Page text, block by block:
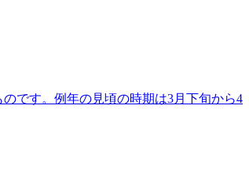
です。例年の見頃の時期は3月下旬から4